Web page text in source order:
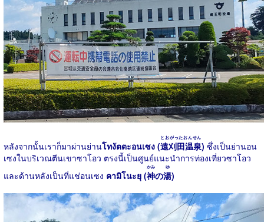
หลังจากนั้นเราก็มาผ่านย่านโทงัตตะอนเซง (遠刈田温泉
とおがったおんせん
) ซึ่งเป็นย่านอน
เซงในบริเวณตีนเขาซาโอว ตรงนี้เป็นศูนย์แนะนำการท่องเที่ยวซาโอว
และด้านหลังเป็นที่แช่อนเซง คามิโนะยุ (神
かみ
の湯
ゆ
)